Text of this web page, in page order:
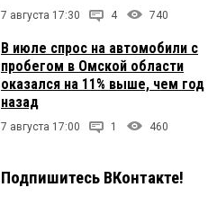
7 августа 17:30 4 740
В июле спрос на автомобили с
пробегом в Омской области
оказался на 11% выше, чем год
назад
7 августа 17:00 1 460
Подпишитесь ВКонтакте!